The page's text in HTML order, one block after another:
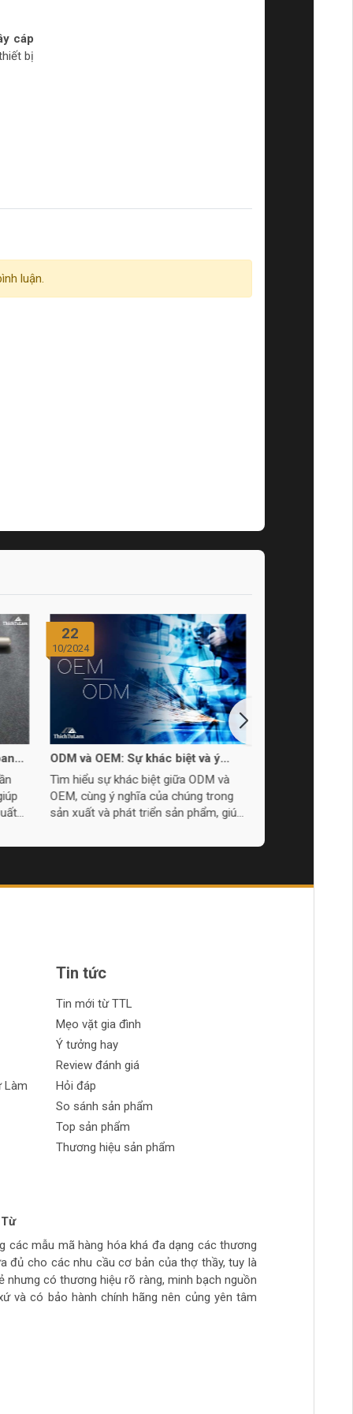
cáp
bị
luận.
22
10/2024
ODM và OEM: Sự khác biệt và ý
nghĩa
Tìm hiểu sự khác biệt giữa ODM và
OEM, cùng ý nghĩa của chúng trong
sản xuất và phát triển sản phẩm, giúp
doanh nghiệp.
Làm
Tin tức
Tin mới từ TTL
Mẹo vặt gia đình
Ý tưởng hay
Review đánh giá
Hỏi đáp
So sánh sản phẩm
Top sản phẩm
Thương hiệu sản phẩm
Phong
tự làm hàng chất lượng giá sinh viên, thich hợp
đi làm hằng ngày.. còn cao cấp ghé>>>>>>>>
>>>>>>>>
các mẫu mã hàng hóa khá đa dạng các thương
đủ cho các nhu cầu cơ bản của thợ thầy, tuy là
nhưng có thương hiệu rõ ràng, minh bạch nguồn
và có bảo hành chính hãng nên củng yên tâm
huynh
túi tiền, số lượng hàng ít, thường phải đợi đặt